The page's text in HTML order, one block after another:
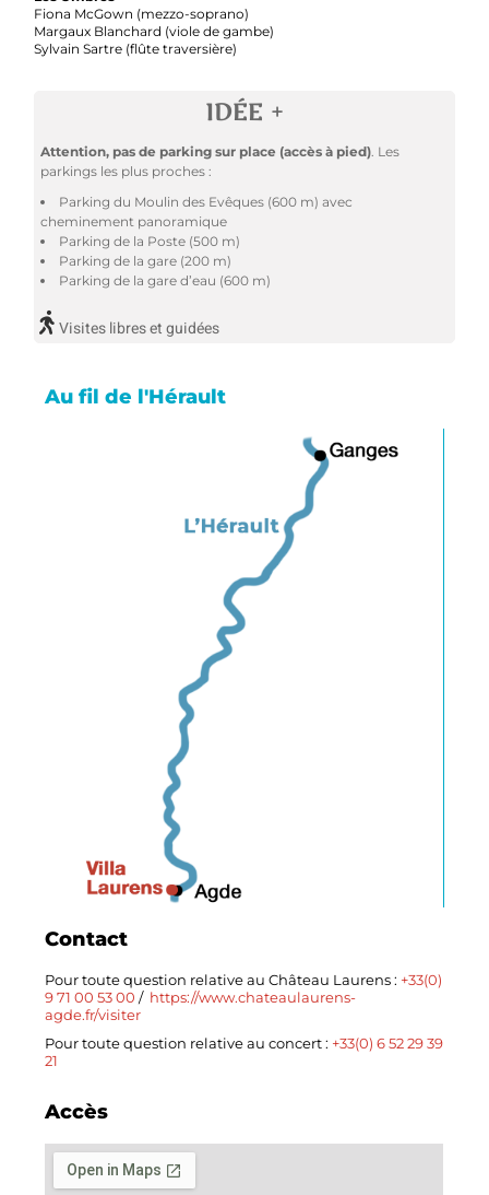
Fiona McGown (mezzo-soprano)
Margaux Blanchard (viole de gambe)
Sylvain Sartre (flûte traversière)
IDÉE +
Attention, pas de parking sur place (accès à pied). Les
parkings les plus proches :
Parking du Moulin des Evêques (600 m) avec
cheminement panoramique
Parking de la Poste (500 m)
Parking de la gare (200 m)
Parking de la gare d’eau (600 m)
Visites libres et guidées
Au fil de l'Hérault
Contact
Pour toute question relative au Château Laurens : +33(0)
9 71 00 53 00 / https://www.chateaulaurens-
agde.fr/visiter
Pour toute question relative au concert : +33(0) 6 52 29 39
21
Accès